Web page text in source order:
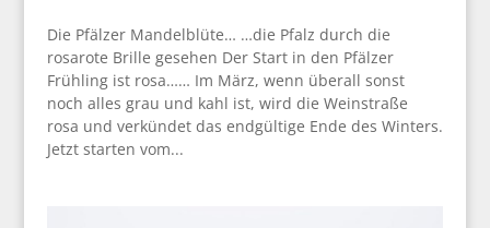
Die Pfälzer Mandelblüte… …die Pfalz durch die
rosarote Brille gesehen Der Start in den Pfälzer
Frühling ist rosa…… Im März, wenn überall sonst
noch alles grau und kahl ist, wird die Weinstraße
rosa und verkündet das endgültige Ende des Winters.
Jetzt starten vom...